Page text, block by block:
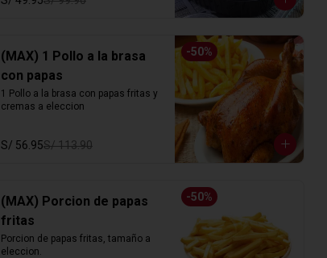
-50%
(MAX) 1 Pollo a la brasa
con papas
1 Pollo a la brasa con papas fritas y
cremas a eleccion
S/ 56.95S/ 113.90
-50%
(MAX) Porcion de papas
fritas
Porcion de papas fritas, tamaño a
eleccion.